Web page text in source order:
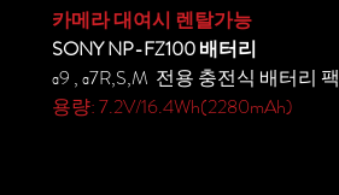
카메라 대여시 렌탈가능
SONY NP-FZ100 배터리
α9 , α7R,S,M 전용 충전식 배터리 팩
용량: 7.2V/16.4Wh(2280mAh)